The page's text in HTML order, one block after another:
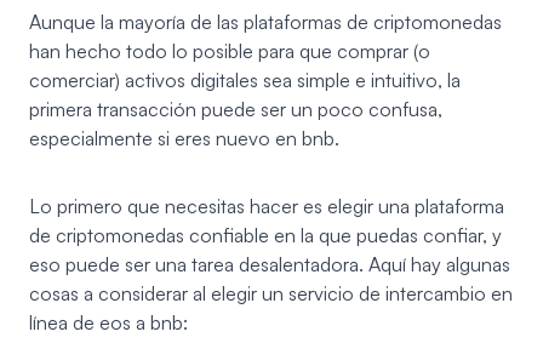
Aunque la mayoría de las plataformas de criptomonedas
han hecho todo lo posible para que comprar (o
comerciar) activos digitales sea simple e intuitivo, la
primera transacción puede ser un poco confusa,
especialmente si eres nuevo en bnb.
Lo primero que necesitas hacer es elegir una plataforma
de criptomonedas confiable en la que puedas confiar, y
eso puede ser una tarea desalentadora. Aquí hay algunas
cosas a considerar al elegir un servicio de intercambio en
línea de eos a bnb: